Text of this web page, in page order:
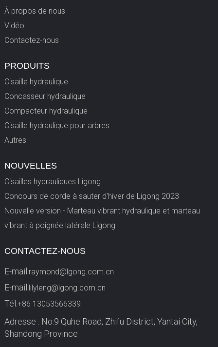
À propos de nous
Vidéo
Contactez-nous
PRODUITS
Cisaille hydraulique
Concasseur hydraulique
Compacteur hydraulique
Cisaille hydraulique pour arbres
Autres
NOUVELLES
Cisailles hydrauliques Ligong
Concours de corde à sauter d'hiver de Ligong 2023
Nouvelle version - Marteau vibrant hydraulique et marteau
vibrant à poignée latérale Ligong
CONTACTEZ-NOUS
E-mail:raymond@lgong.com.cn
E-mail:lilyleng@lgong.com.cn
Tél. +86 13053566339
Adresse : No.9 Quhe Road, Zhifu District, Yantai City,
Shandong Province